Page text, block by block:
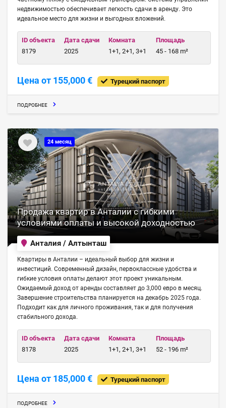
недвижимостью обеспечивает легкость сдачи в аренду. Это
идеальное место для жизни и выгодных вложений.
ID объекта
8179
Дата сдачи
2025
Комната
1+1, 2+1, 3+1
Площадь
45 - 168 m²
Цена от 155,000 € Турецкий паспорт
ПОДРОБНЕЕ
24 месяц
Продажа квартир в Анталии с гибкими
условиями оплаты и высокой доходностью
Анталия / Алтынташ
Квартиры в Анталии – идеальный выбор для жизни и
инвестиций. Современный дизайн, первоклассные удобства и
гибкие условия оплаты делают этот проект уникальным.
Ожидаемый доход от аренды составляет до 3,000 евро в месяц.
Завершение строительства планируется на декабрь 2025 года.
Подходит как для личного проживания, так и для получения
стабильного дохода.
ID объекта
8178
Дата сдачи
2025
Комната
1+1, 2+1, 3+1
Площадь
52 - 196 m²
Цена от 185,000 € Турецкий паспорт
ПОДРОБНЕЕ